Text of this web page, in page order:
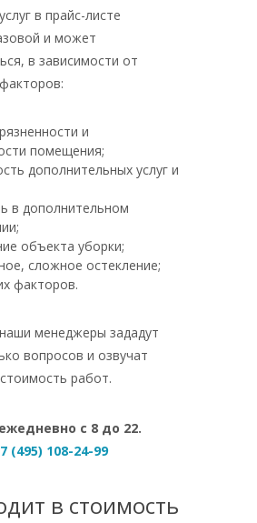
в прайс-листе
и может
в зависимости от
и
помещения;
дополнительных услуг и
в дополнительном
объекта уборки;
сложное остекление;
факторов.
менеджеры зададут
вопросов и озвучат
работ.
с 8 до 22.
(495) 108-24-99
в стоимость